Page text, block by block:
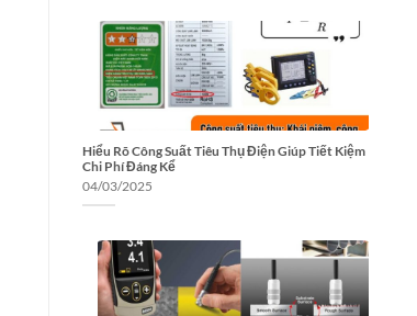
Hiểu Rõ Công Suất Tiêu Thụ Điện Giúp Tiết Kiệm
Chi Phí Đáng Kể
04/03/2025